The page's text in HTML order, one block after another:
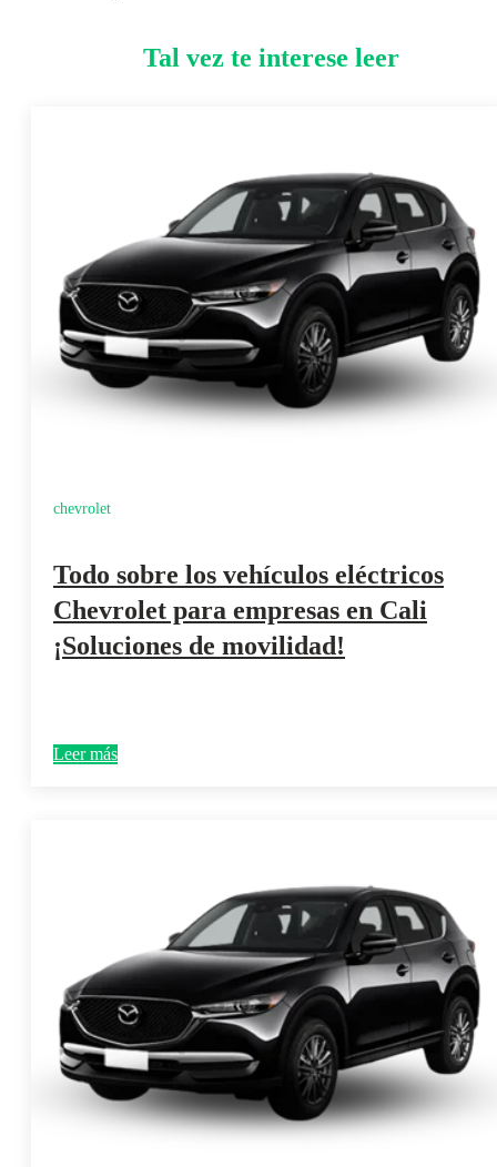
Tal vez te interese leer
chevrolet
Todo sobre los vehículos eléctricos
Chevrolet para empresas en Cali
¡Soluciones de movilidad!
Leer más